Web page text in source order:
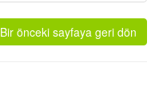
Bir önceki sayfaya geri dön